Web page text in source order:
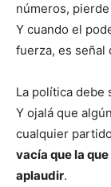
números,
Y cuando el
fuerza, es señal
La política debe
Y ojalá que
cualquier
vacía que la
aplaudir.